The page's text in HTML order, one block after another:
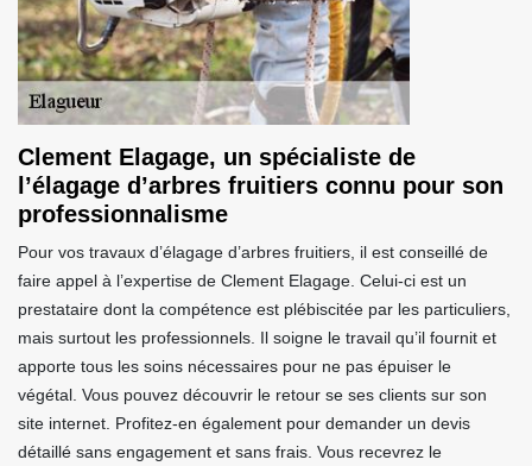
Clement Elagage, un spécialiste de
l’élagage d’arbres fruitiers connu pour son
professionnalisme
Pour vos travaux d’élagage d’arbres fruitiers, il est conseillé de
faire appel à l’expertise de Clement Elagage. Celui-ci est un
prestataire dont la compétence est plébiscitée par les particuliers,
mais surtout les professionnels. Il soigne le travail qu’il fournit et
apporte tous les soins nécessaires pour ne pas épuiser le
végétal. Vous pouvez découvrir le retour se ses clients sur son
site internet. Profitez-en également pour demander un devis
détaillé sans engagement et sans frais. Vous recevrez le